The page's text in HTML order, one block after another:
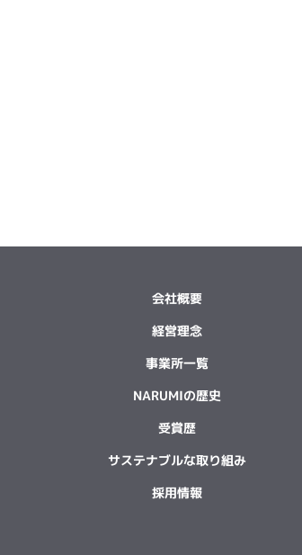
会社概要
経営理念
事業所一覧
NARUMIの歴史
受賞歴
サステナブルな取り組み
採用情報